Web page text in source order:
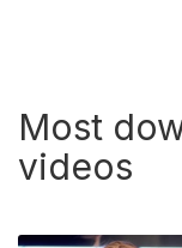
Most
videos